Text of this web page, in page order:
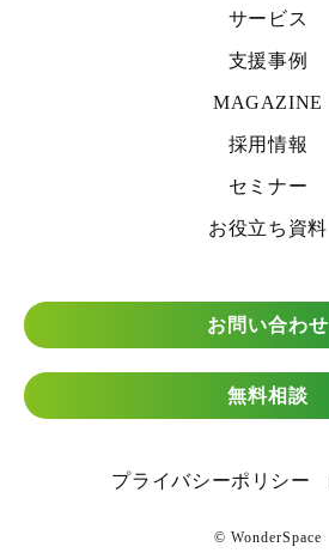
サービス
支援事例
MAGAZINE
採用情報
セミナー
お役立ち資料
お問い合わせ
無料相談
© WonderSpace
プライバシーポリシー